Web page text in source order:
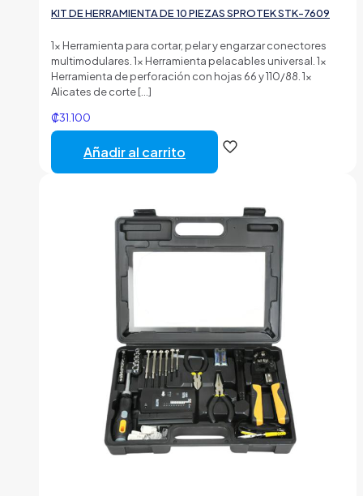
KIT DE HERRAMIENTA DE 10 PIEZAS SPROTEK STK-7609
1x Herramienta para cortar, pelar y engarzar conectores
multimodulares. 1x Herramienta pelacables universal. 1x
Herramienta de perforación con hojas 66 y 110/88. 1x
Alicates de corte[…]
₡31.100
Añadir al carrito